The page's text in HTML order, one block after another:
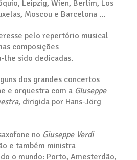
Leipzig, Wien, Berlim, Los
Moscou e Barcelona …
pelo repertório musical
composições
lhe sido dedicadas.
dos grandes concertos
e orquestra com a Giuseppe
, dirigida por Hans-Jörg
no Giuseppe Verdi
e também ministra
o mundo: Porto, Amesterdão,